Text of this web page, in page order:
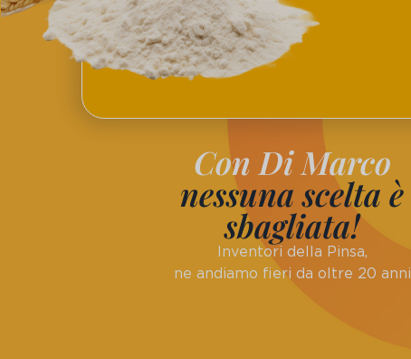
Con Di Marco
nessuna scelta è
sbagliata!
Inventori della Pinsa,
ne andiamo fieri da oltre 20 anni